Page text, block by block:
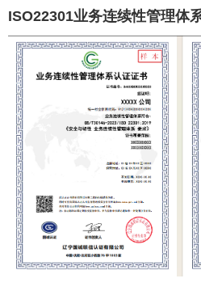
ISO22301业务连续性管理体